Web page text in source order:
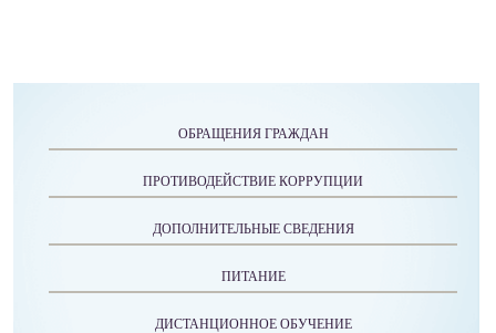
ОБРАЩЕНИЯ ГРАЖДАН
ПРОТИВОДЕЙСТВИЕ КОРРУПЦИИ
ДОПОЛНИТЕЛЬНЫЕ СВЕДЕНИЯ
ПИТАНИЕ
ДИСТАНЦИОННОЕ ОБУЧЕНИЕ